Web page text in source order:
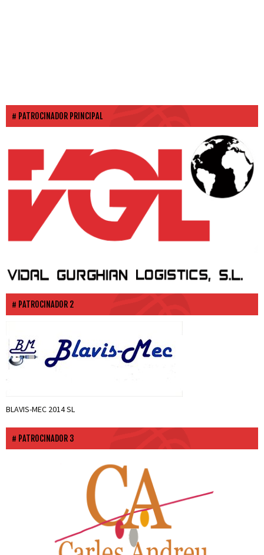
PATROCINADOR PRINCIPAL
PATROCINADOR 2
BLAVIS-MEC 2014 SL
PATROCINADOR 3